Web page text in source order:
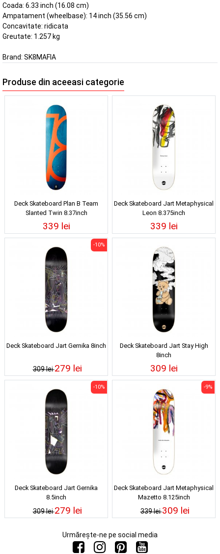
Coada: 6.33 inch (16.08 cm)
Ampatament (wheelbase): 14 inch (35.56 cm)
Concavitate: ridicata
Greutate: 1.257 kg
Brand: SK8MAFIA
Produse din aceeasi categorie
Deck Skateboard Plan B Team
Slanted Twin 8.37inch
339 lei
Deck Skateboard Jart Metaphysical
Leon 8.375inch
339 lei
Deck Skateboard Jart Gernika 8inch
309 lei
-10%
279 lei
Deck Skateboard Jart Stay High
8inch
309 lei
Deck Skateboard Jart Gernika
8.5inch
309 lei
-10%
279 lei
Deck Skateboard Jart Metaphysical
Mazetto 8.125inch
339 lei
-9%
309 lei
Urmărește-ne pe social media